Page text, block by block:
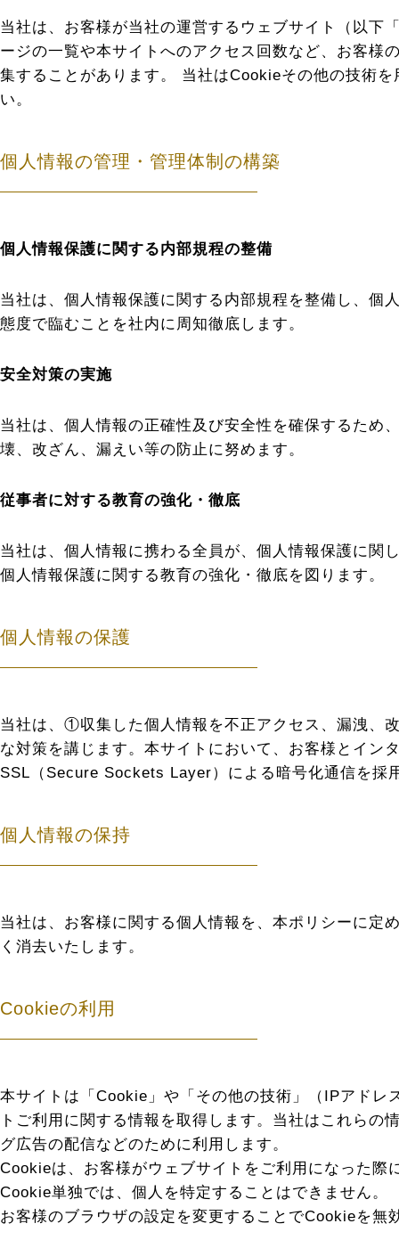
当社は、お客様が当社の運営するウェブサイト（以下
ージの一覧や本サイトへのアクセス回数など、お客様
集することがあります。 当社はCookieその他の技術
い。
個人情報の管理・管理体制の構築
個人情報保護に関する内部規程の整備
当社は、個人情報保護に関する内部規程を整備し、個
態度で臨むことを社内に周知徹底します。
安全対策の実施
当社は、個人情報の正確性及び安全性を確保するため
壊、改ざん、漏えい等の防止に努めます。
従事者に対する教育の強化・徹底
当社は、個人情報に携わる全員が、個人情報保護に関
個人情報保護に関する教育の強化・徹底を図ります。
個人情報の保護
当社は、①収集した個人情報を不正アクセス、漏洩、
な対策を講じます。本サイトにおいて、お客様とイン
SSL（Secure Sockets Layer）による暗号化通信を採
個人情報の保持
当社は、お客様に関する個人情報を、本ポリシーに定
く消去いたします。
Cookieの利用
本サイトは「Cookie」や「その他の技術」（IPアド
トご利用に関する情報を取得します。当社はこれら
グ広告の配信などのために利用します。
Cookieは、お客様がウェブサイトをご利用になった
Cookie単独では、個人を特定することはできません。
お客様のブラウザの設定を変更することでCookieを